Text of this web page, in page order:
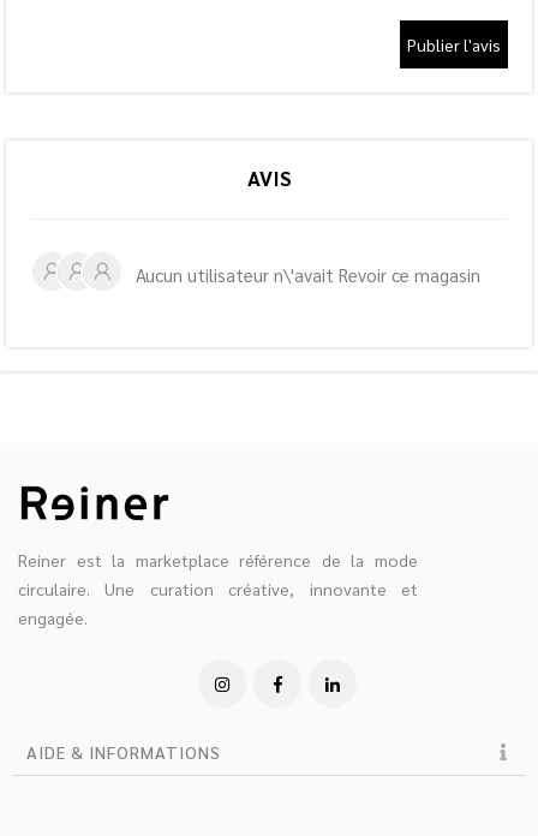
Publier l'avis
AVIS
Aucun utilisateur n\'avait Revoir ce magasin
Reiner est la marketplace référence de la mode
circulaire. Une curation créative, innovante et
engagée.
AIDE & INFORMATIONS